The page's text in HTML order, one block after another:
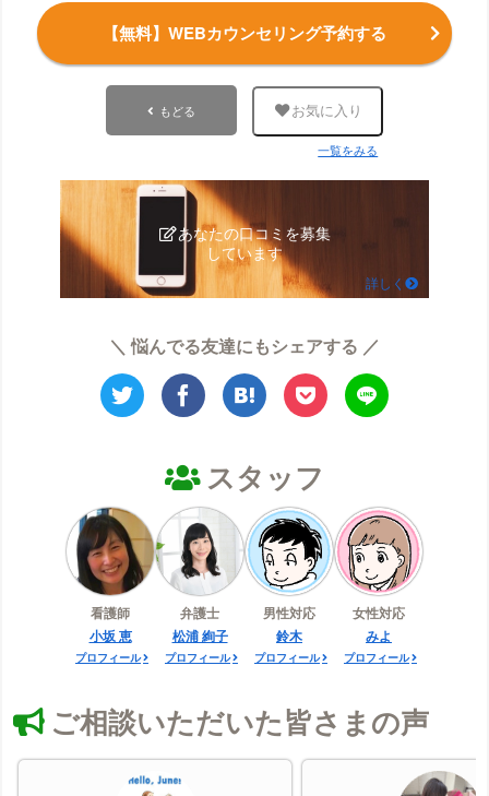
【無料】WEBカウンセリング予約する
もどる お気に入り
一覧をみる
あなたの口コミを募集
しています
詳しく
＼ 悩んでる友達にもシェアする ／
スタッフ
看護師
小坂 恵
プロフィール
弁護士
松浦 絢子
プロフィール
男性対応
鈴木
プロフィール
女性対応
みよ
プロフィール
ご相談いただいた皆さまの声